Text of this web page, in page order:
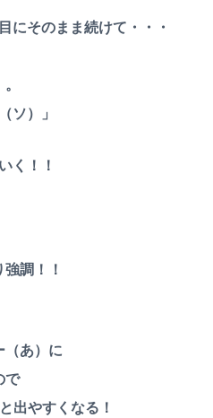
にそのまま続けて・・・
ソ）」
く！！
調！！
（あ）に
で
出やすくなる！